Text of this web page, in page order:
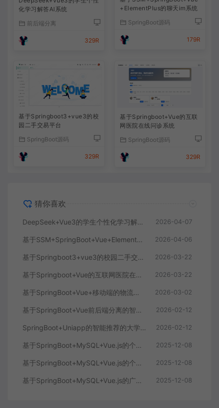
化学习解答AI系统
前后端分离
329R
+ElementPlus的聊天im系统
SpringBoot源码
179R
基于Springboot3+vue3的校
园二手交易平台
SpringBoot源码
329R
基于Springboot+Vue的互联
网医院在线问诊系统
SpringBoot源码
329R
猜你喜欢
DeepSeek+Vue3的学生个性化学习解答AI系统 2026-04-07
基于SSM+SpringBoot+Vue+ElementPlus的聊天im系统 2026-04-06
基于Springboot3+vue3的校园二手交易平台 2026-03-22
基于Springboot+Vue的互联网医院在线问诊系统 2026-03-22
基于SpringBoot+Vue+移动端的物流快递系统 2026-03-02
基于SpringBoot+Vue前后端分离的智能知识库问答系统 2026-02-12
SpringBoot+Uniapp的智能推荐的大学生社交平台 2026-02-12
基于SpringBoot+MySQL+Vue.js的个人健康管理系统(附论文) 2025-12-08
基于SpringBoot+MySQL+Vue.js的个性化推荐电商系统(附论文) 2025-12-08
基于SpringBoot+MySQL+Vue.js的广西文化传承小程序(附论文) 2025-12-08